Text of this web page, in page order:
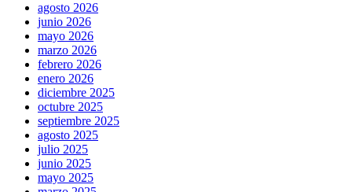
agosto 2026
junio 2026
mayo 2026
marzo 2026
febrero 2026
enero 2026
diciembre 2025
octubre 2025
septiembre 2025
agosto 2025
julio 2025
junio 2025
mayo 2025